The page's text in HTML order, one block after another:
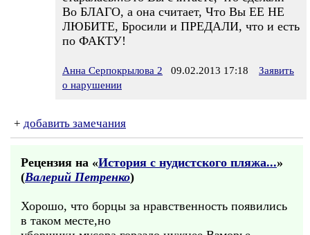
Во БЛАГО, а она считает, Что Вы ЕЕ НЕ
ЛЮБИТЕ, Бросили и ПРЕДАЛИ, что и есть
по ФАКТУ!
Анна Серпокрылова 2 09.02.2013 17:18
Заявить
о нарушении
+ добавить замечания
Рецензия на «История с нудистского пляжа...»
(Валерий Петренко)
Хорошо, что борцы за нравственность появились
в таком месте,но